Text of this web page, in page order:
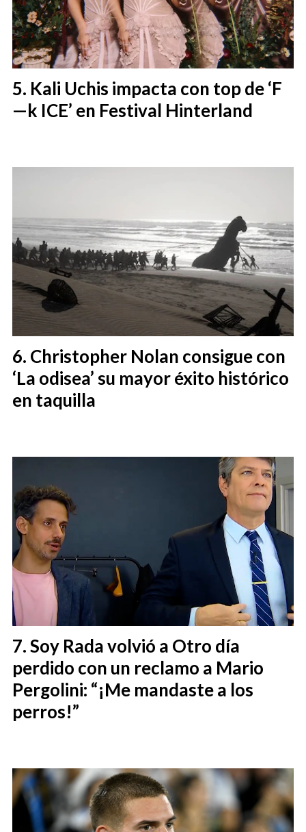
Kali Uchis impacta con top de ‘F
—k ICE’ en Festival Hinterland
Christopher Nolan consigue con
‘La odisea’ su mayor éxito histórico
en taquilla
Soy Rada volvió a Otro día
perdido con un reclamo a Mario
Pergolini: “¡Me mandaste a los
perros!”